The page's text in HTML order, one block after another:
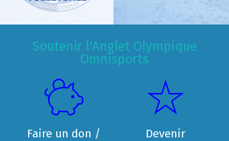
Soutenir l'Anglet Olympique
Omnisports
Faire un don /
Devenir